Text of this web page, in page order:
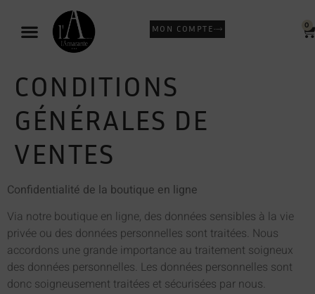
MON COMPTE 0
CONDITIONS
GÉNÉRALES DE
VENTES
Confidentialité de la boutique en ligne
Via notre boutique en ligne, des données sensibles à la vie
privée ou des données personnelles sont traitées. Nous
accordons une grande importance au traitement soigneux
des données personnelles. Les données personnelles sont
donc soigneusement traitées et sécurisées par nous.